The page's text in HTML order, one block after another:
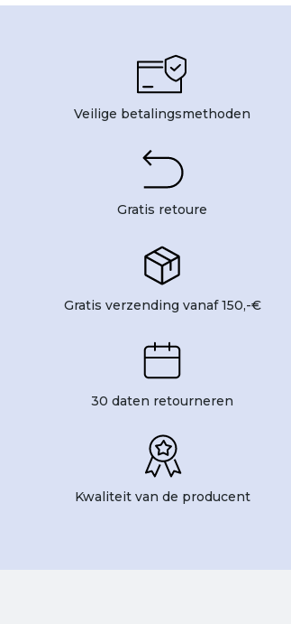
Veilige betalingsmethoden
Gratis retoure
Gratis verzending vanaf 150,-€
30 daten retourneren
Kwaliteit van de producent